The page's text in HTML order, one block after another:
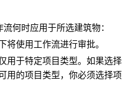
何时应用于所选建筑物：
将使用工作流进行审批。
用于特定项目类型。如果选择
用的项目类型，你必须选择项